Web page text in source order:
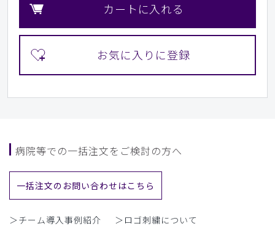
カートに入れる
病院等での一括注文をご検討の方へ
一括注文のお問い合わせはこちら
＞チーム導入事例紹介 ＞ロゴ刺繍について